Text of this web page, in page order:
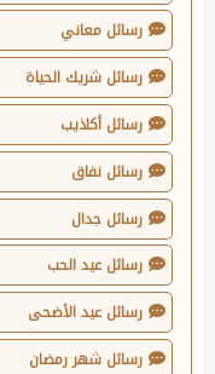
رسائل معاني
رسائل شريك الحياة
رسائل أكاذيب
رسائل نفاق
رسائل جدال
رسائل عيد الحب
رسائل عيد الأضحى
رسائل شهر رمضان